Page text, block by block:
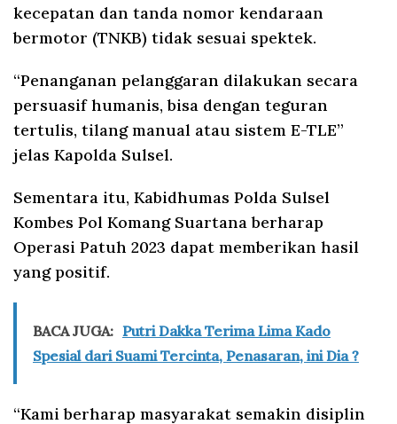
kecepatan dan tanda nomor kendaraan
bermotor (TNKB) tidak sesuai spektek.
“Penanganan pelanggaran dilakukan secara
persuasif humanis, bisa dengan teguran
tertulis, tilang manual atau sistem E-TLE”
jelas Kapolda Sulsel.
Sementara itu, Kabidhumas Polda Sulsel
Kombes Pol Komang Suartana berharap
Operasi Patuh 2023 dapat memberikan hasil
yang positif.
BACA JUGA: Putri Dakka Terima Lima Kado
Spesial dari Suami Tercinta, Penasaran, ini Dia ?
“Kami berharap masyarakat semakin disiplin